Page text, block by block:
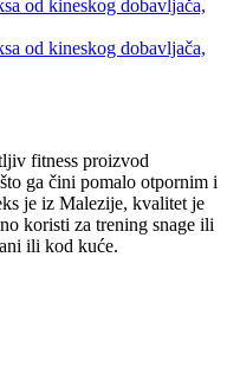
fitness proizvod
ga čini pomalo otpornim i
je iz Malezije, kvalitet je
koristi za trening snage ili
ili kod kuće.